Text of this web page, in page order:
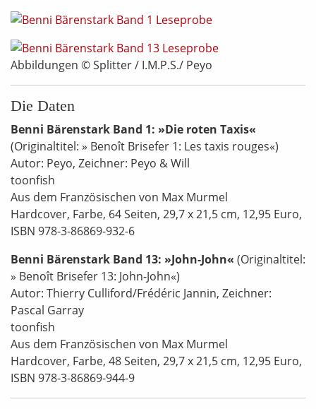
Abbildungen © Splitter / I.M.P.S./ Peyo
Die Daten
Benni Bärenstark Band 1: »Die roten Taxis«
(Originaltitel: » Benoît Brisefer 1: Les taxis rouges«)
Autor: Peyo, Zeichner: Peyo & Will
toonfish
Aus dem Französischen von Max Murmel
Hardcover, Farbe, 64 Seiten, 29,7 x 21,5 cm, 12,95 Euro,
ISBN 978-3-86869-932-6
Benni Bärenstark Band 13: »John-John« (Originaltitel:
» Benoît Brisefer 13: John-John«)
Autor: Thierry Culliford/Frédéric Jannin, Zeichner:
Pascal Garray
toonfish
Aus dem Französischen von Max Murmel
Hardcover, Farbe, 48 Seiten, 29,7 x 21,5 cm, 12,95 Euro,
ISBN 978-3-86869-944-9